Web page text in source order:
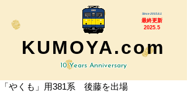
Since 2015.6.1
最終更新
2025.5
KUMOYA.com
10 Years Anniversary
「やくも」用381系 後藤を出場